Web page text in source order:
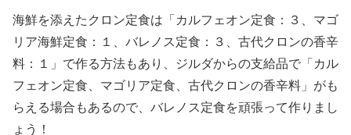
海鮮を添えたクロン定食は「カルフェオン定食：３、マゴ
リア海鮮定食：１、バレノス定食：３、古代クロンの香辛
料：１」で作る方法もあり、ジルダからの支給品で「カル
フェオン定食、マゴリア定食、古代クロンの香辛料」がも
らえる場合もあるので、バレノス定食を頑張って作りまし
ょう！